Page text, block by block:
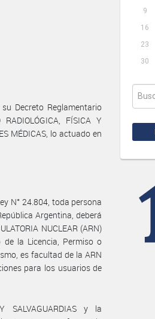
9
16
23
30
Decreto Reglamentario
FÍSICA Y
MÉDICAS, lo actuado en
N° 24.804, toda persona
Argentina, deberá
NUCLEAR (ARN)
la Licencia, Permiso o
es facultad de la ARN
para los usuarios de
SALVAGUARDIAS y la